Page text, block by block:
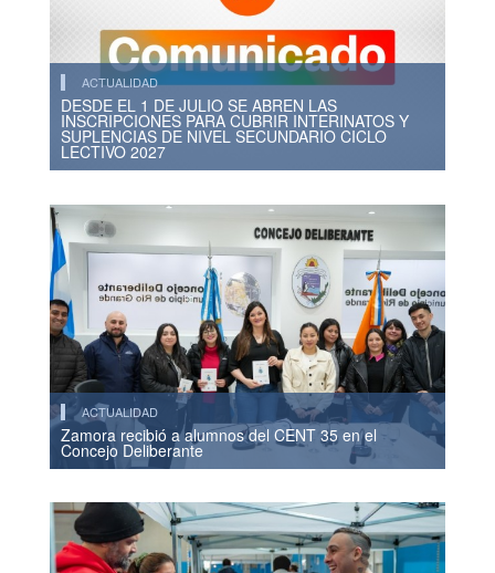
ACTUALIDAD
DESDE EL 1 DE JULIO SE ABREN LAS
INSCRIPCIONES PARA CUBRIR INTERINATOS Y
SUPLENCIAS DE NIVEL SECUNDARIO CICLO
LECTIVO 2027
ACTUALIDAD
Zamora recibió a alumnos del CENT 35 en el
Concejo Deliberante